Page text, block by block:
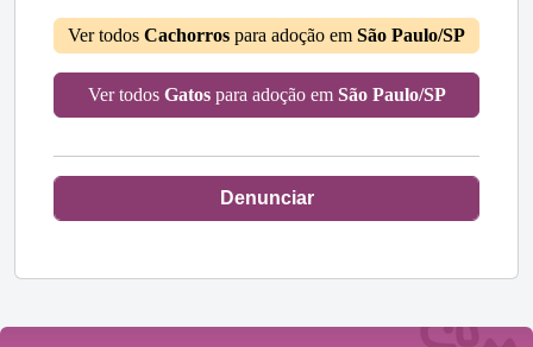
Ver todos Cachorros para adoção em São Paulo/SP
Ver todos Gatospara adoção em São Paulo/SP
Denunciar